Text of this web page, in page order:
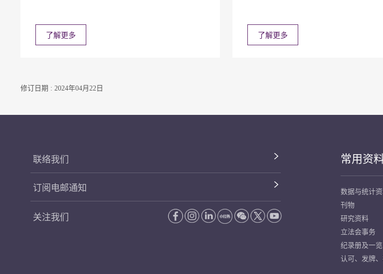
了解更多 了解更多
修订日期 : 2024年04月22日
联络我们
订阅电邮通知
关注我们
常用资
数据与统计
刊物
研究资料
立法会事务
纪录册及一
认可、发牌